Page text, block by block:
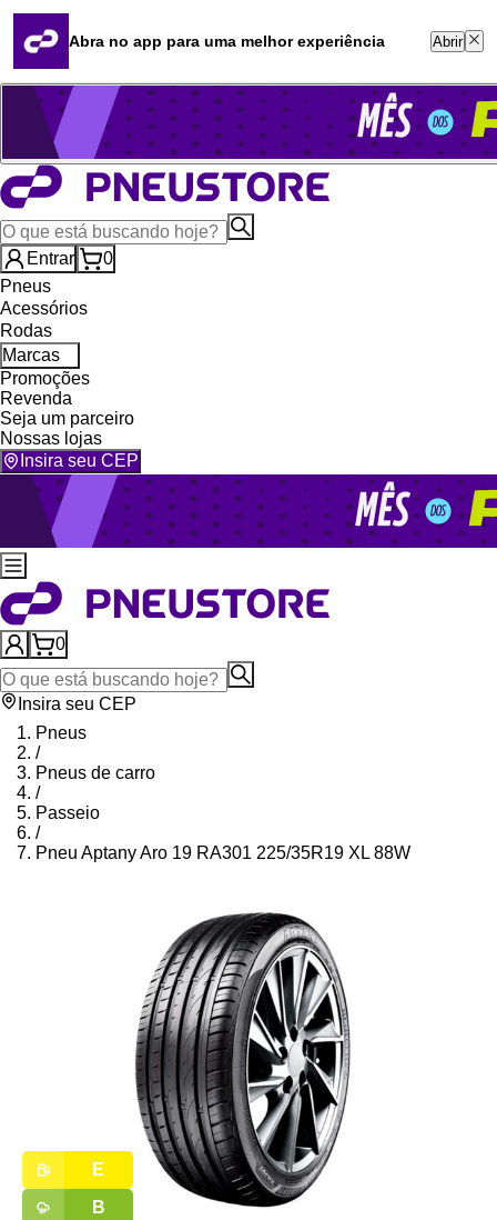
Quero revender
Blog
Whatsapp (16) 99764-8401
Televendas (47) 3046-2551
Entrar
0
Pneus
Acessórios
Rodas
Marcas
Promoções
Revenda
Seja um parceiro
Nossas lojas
Insira seu CEP
0
Insira seu CEP
Pneus
/
Pneus de carro
/
Passeio
/
Pneu Aptany Aro 19 RA301 225/35R19 XL 88W
E
B
Abra no app para uma melhor experiência Abrir